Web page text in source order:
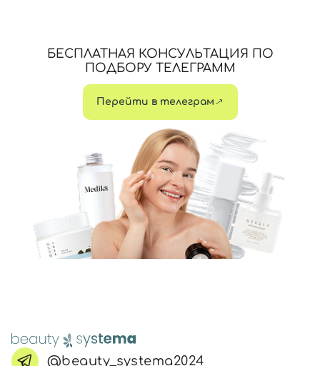
БЕСПЛАТНАЯ КОНСУЛЬТАЦИЯ ПО
ПОДБОРУ ТЕЛЕГРАММ
Перейти в телеграм
@beauty_systema2024